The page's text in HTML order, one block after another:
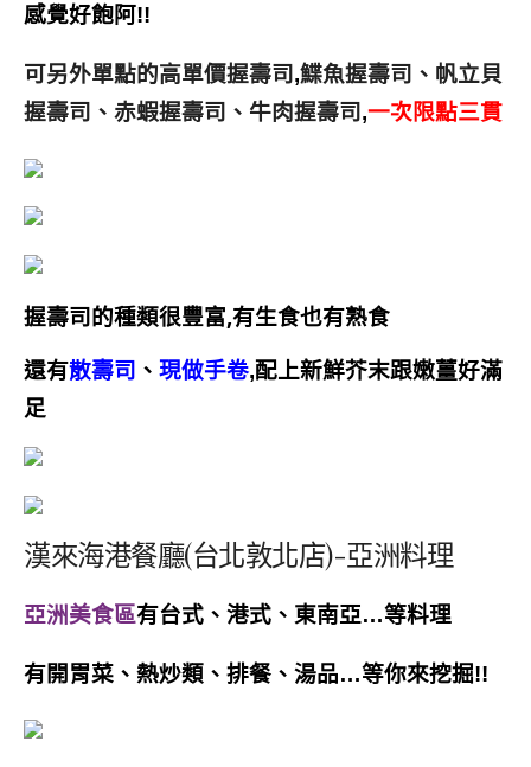
感覺好飽阿!!
可另外單點的高單價握壽司,鰈魚握壽司、帆立貝
握壽司、赤蝦握壽司、牛肉握壽司,一次限點三貫
握壽司的種類很豐富,有生食也有熟食
還有散壽司 、 現做手卷,配上新鮮芥末跟嫩薑好滿
足
漢來海港餐廳(台北敦北店)-亞洲料理
亞洲美食區有台式、港式、東南亞…等料理
有開胃菜、熱炒類、排餐、湯品…等你來挖掘!!